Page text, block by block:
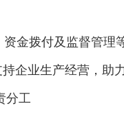
金拨付及监督管理
企业生产经营，助
分工